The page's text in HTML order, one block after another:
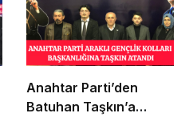
Anahtar Parti’den
Batuhan Taşkın’a